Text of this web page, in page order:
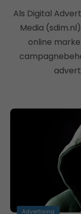
Als Digital
Media
online
Advertising